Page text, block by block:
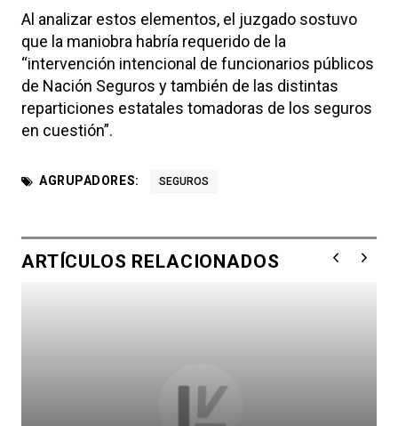
Al analizar estos elementos, el juzgado sostuvo
que la maniobra habría requerido de la
“intervención intencional de funcionarios públicos
de Nación Seguros y también de las distintas
reparticiones estatales tomadoras de los seguros
en cuestión”.
AGRUPADORES: SEGUROS
ARTÍCULOS RELACIONADOS